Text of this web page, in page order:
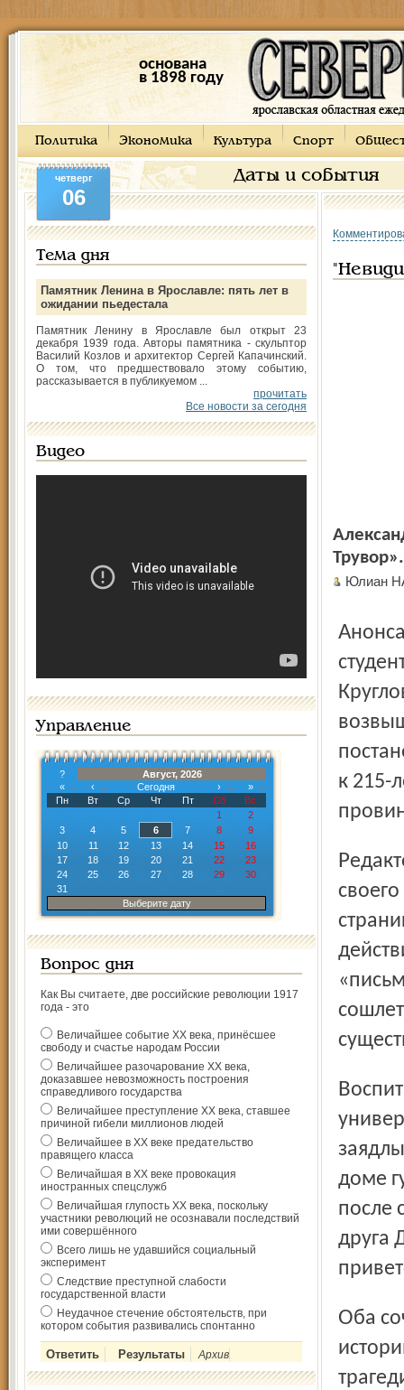
основана
в 1898 году
Политика Экономика Культура Спорт
Даты и события
четверг
06
Тема дня
Памятник Ленина в Ярославле: пять лет в
ожидании пьедестала
Памятник Ленину в Ярославле был открыт 23
декабря 1939 года. Авторы памятника - скульптор
Василий Козлов и архитектор Сергей Капачинский.
О том, что предшествовало этому событию,
рассказывается в публикуемом ...
прочитать
Все новости за сегодня
Видео
Управление
?
Август, 2026
«
‹ Сегодня ›
»
Пн
Вт Ср Чт Пт Сб
Вс
1
2
3
4 5 6 7 8
9
10
11 12 13 14 15
16
17
18 19 20 21 22
23
24
25 26 27 28 29
30
31
Выберите дату
Вопрос дня
Как Вы считаете, две российские революции 1917
года - это
Величайшее событие ХХ века, принёсшее
свободу и счастье народам России
Величайшее разочарование ХХ века,
доказавшее невозможность построения
справедливого государства
Величайшее преступление ХХ века, ставшее
причиной гибели миллионов людей
Величайшее в ХХ веке предательство
правящего класса
Величайшая в ХХ веке провокация
иностранных спецслужб
Величайшая глупость ХХ века, поскольку
участники революций не осознавали последствий
ими совершённого
Всего лишь не удавшийся социальный
эксперимент
Следствие преступной слабости
государственной власти
Неудачное стечение обстоятельств, при
котором события развивались спонтанно
Архив
Трувор».
Юлиан
Анонса этого представления в афишах не было. Тройка
к 215-
Редактор его Василий Санковский был верным сыном
Воспитанник двух (!) духовных академий и Московского
доме
после
друга
Оба сочинения тоже исполнялись на чтениях – эпилогом